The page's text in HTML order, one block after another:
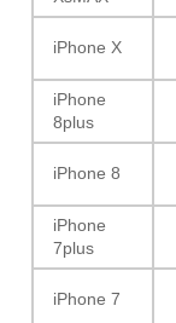
iPhone X
iPhone
8plus
iPhone 8
iPhone
7plus
iPhone 7